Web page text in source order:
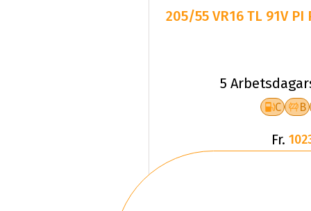
205/55 VR16 TL 91V PI
5
C B
Fr.